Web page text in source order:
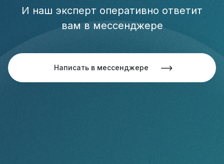
И наш эксперт оперативно ответит
вам в мессенджере
Написать в мессенджере